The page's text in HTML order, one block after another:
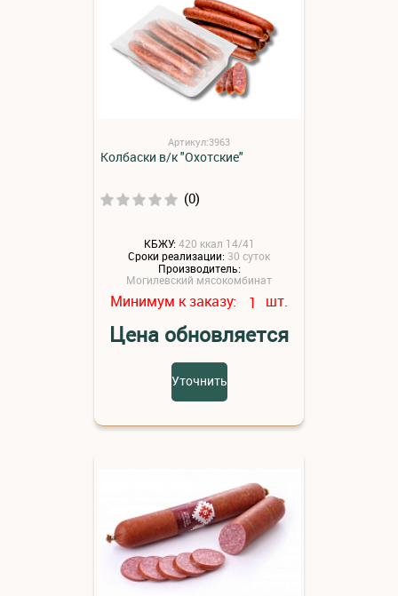
Артикул:3963
Колбаски в/к "Охотские"
(0)
КБЖУ: 420 ккал 14/41
Сроки реализации: 30 суток
Производитель:
Могилевский мясокомбинат
Минимум к заказу: 1 шт.
Цена обновляется
Уточнить